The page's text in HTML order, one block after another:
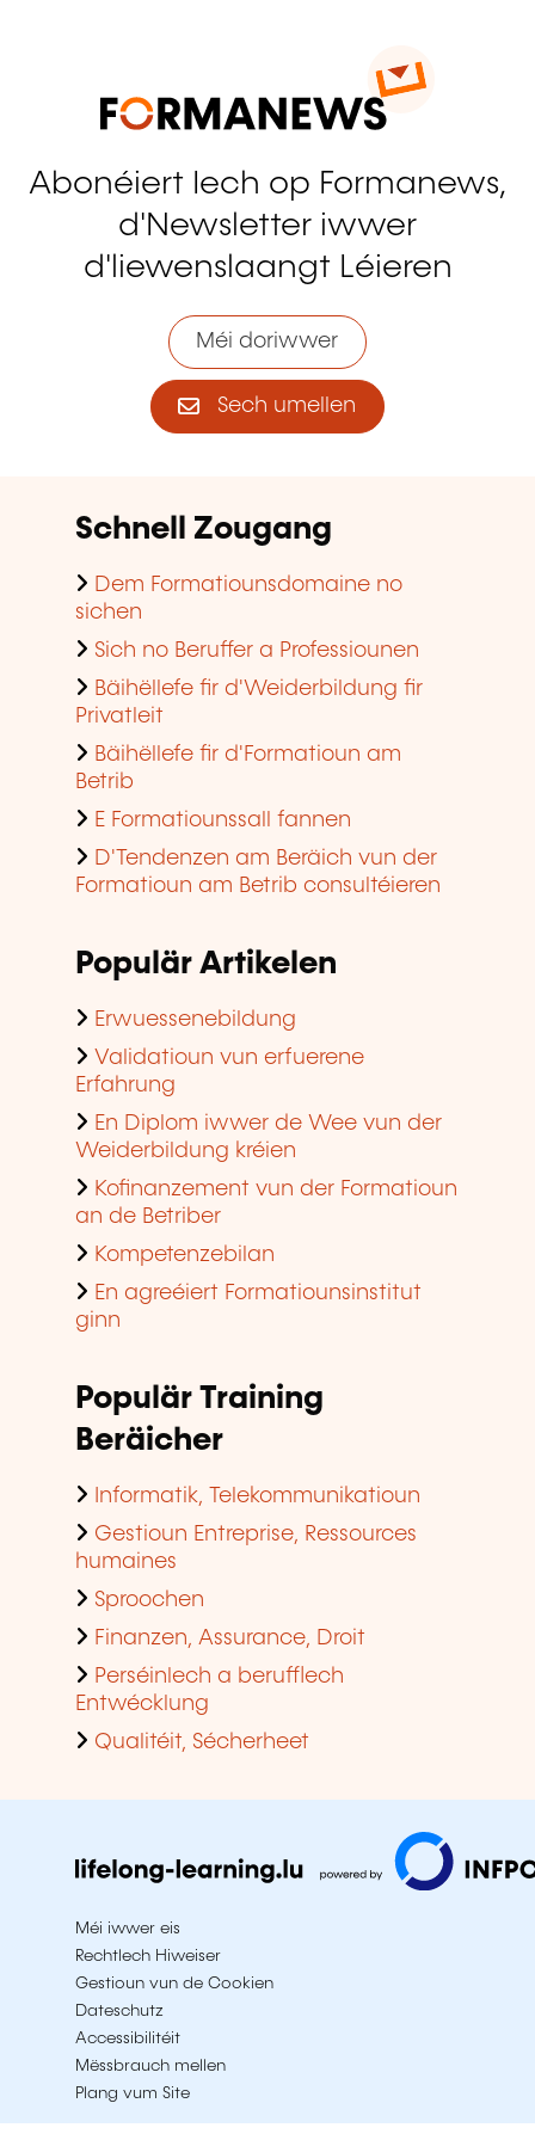
Abonéiert Iech op Formanews,
d'Newsletter iwwer
d'liewenslaangt Léieren
Méi doriwwer
Sech umellen
Schnell Zougang
Dem Formatiounsdomaine no
sichen
Sich no Beruffer a Professiounen
Bäihëllefe fir d'Weiderbildung fir
Privatleit
Bäihëllefe fir d'Formatioun am
Betrib
E Formatiounssall fannen
D'Tendenzen am Beräich vun der
Formatioun am Betrib consultéieren
Populär Artikelen
Erwuessenebildung
Validatioun vun erfuerene
Erfahrung
En Diplom iwwer de Wee vun der
Weiderbildung kréien
Kofinanzement vun der Formatioun
an de Betriber
Kompetenzebilan
En agreéiert Formatiounsinstitut
ginn
Populär Training
Beräicher
Informatik, Telekommunikatioun
Gestioun Entreprise, Ressources
humaines
Sproochen
Finanzen, Assurance, Droit
Perséinlech a berufflech
Entwécklung
Qualitéit, Sécherheet
Méi iwwer eis
Rechtlech Hiweiser
Gestioun vun de Cookien
Dateschutz
Accessibilitéit
Mëssbrauch mellen
Plang vum Site